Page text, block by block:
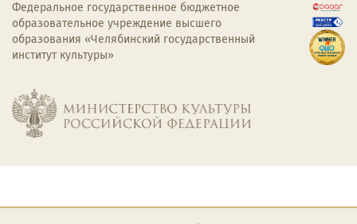
Федеральное государственное бюджетное
образовательное учреждение высшего
образования «Челябинский государственный
институт культуры»